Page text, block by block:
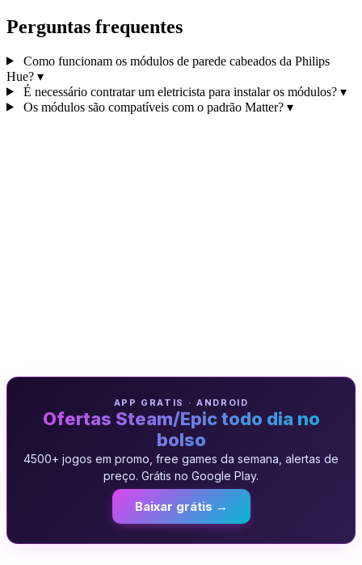
Perguntas frequentes
Como funcionam os módulos de parede cabeados da Philips
Hue? ▾
É necessário contratar um eletricista para instalar os módulos? ▾
Os módulos são compatíveis com o padrão Matter? ▾
APP GRATIS · ANDROID
Ofertas Steam/Epic todo dia no
bolso
4500+ jogos em promo, free games da semana, alertas de
preço. Grátis no Google Play.
Baixar grátis →